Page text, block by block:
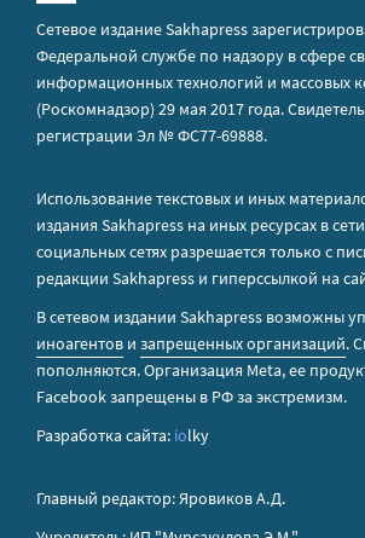
Сетевое издание Sakhapress
Федеральной службе по надзору в сфере
информационных технологий и массовых
(Роскомнадзор) 29 мая 2017 года.
регистрации Эл № ФС77-69888.
Использование текстовых и иных
издания Sakhapress на иных ресурсах в
социальных сетях разрешается только с
редакции Sakhapress и гиперссылкой на
В сетевом издании Sakhapress возможны
иноагентов и запрещенных организаций.
пополняются. Организация Metа, ее
Facebook запрещены в РФ за экстремизм.
Разработка сайта: iolky
Главный редактор: Яровиков А.Д.